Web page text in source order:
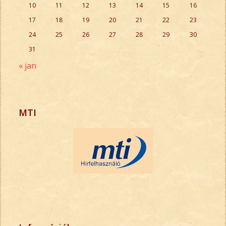
10
11 12 13 14 15
16
17
18 19 20 21 22
23
24
25 26 27 28 29
30
31
« jan
MTI